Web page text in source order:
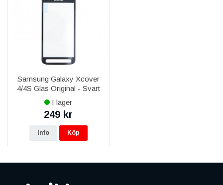
Samsung Galaxy Xcover
4/4S Glas Original - Svart
I lager
249 kr
Info Köp